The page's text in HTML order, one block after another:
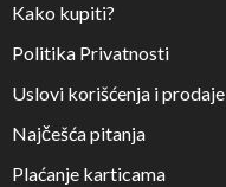
Kako kupiti?
Politika Privatnosti
Uslovi korišćenja i prodaje
Najčešća pitanja
Plaćanje karticama